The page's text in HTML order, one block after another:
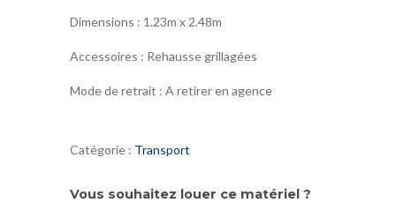
Dimensions : 1.23m x 2.48m
Accessoires : Rehausse grillagées
Mode de retrait : A retirer en agence
Catégorie : Transport
Vous souhaitez louer ce matériel ?